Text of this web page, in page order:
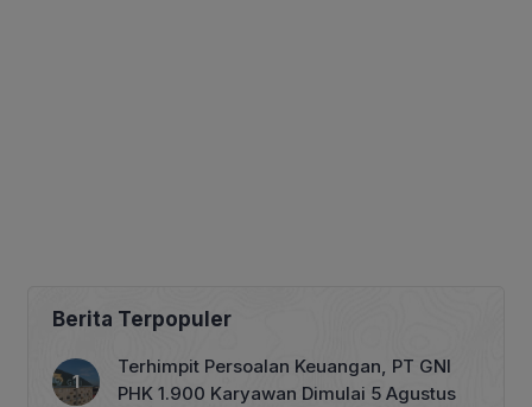
Berita Terpopuler
Terhimpit Persoalan Keuangan, PT GNI
PHK 1.900 Karyawan Dimulai 5 Agustus